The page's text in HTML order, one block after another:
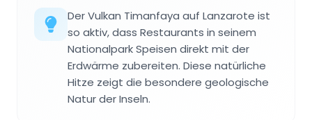
Der Vulkan Timanfaya auf Lanzarote ist
so aktiv, dass Restaurants in seinem
Nationalpark Speisen direkt mit der
Erdwärme zubereiten. Diese natürliche
Hitze zeigt die besondere geologische
Natur der Inseln.